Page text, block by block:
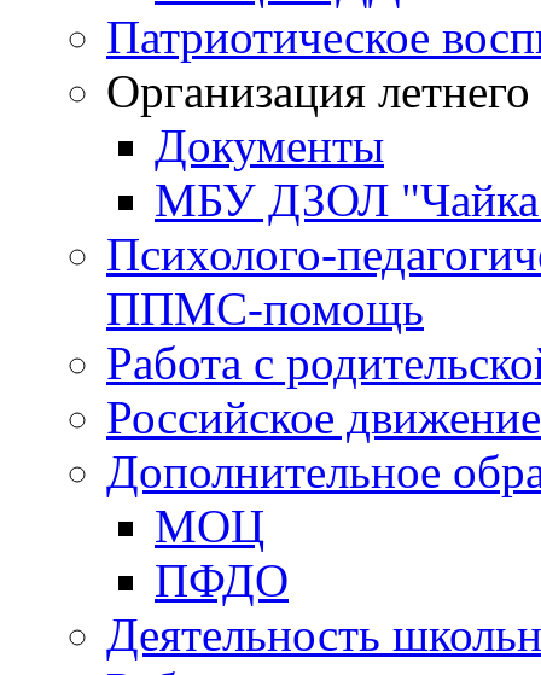
Патриотическое
Организация
Документы
МБУ ДЗОЛ
Психолого-
ППМС-помощь
Работа с
Российское
Дополнительное
МОЦ
ПФДО
Деятельность